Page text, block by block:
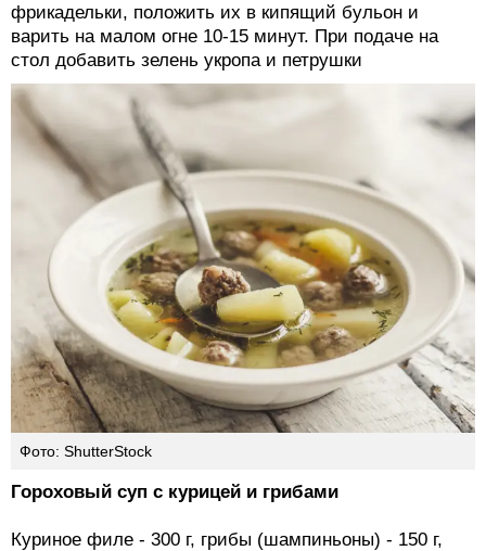
фрикадельки, положить их в кипящий бульон и
варить на малом огне 10-15 минут. При подаче на
стол добавить зелень укропа и петрушки
Фото: ShutterStock
Гороховый суп с курицей и грибами
Куриное филе - 300 г, грибы (шампиньоны) - 150 г,